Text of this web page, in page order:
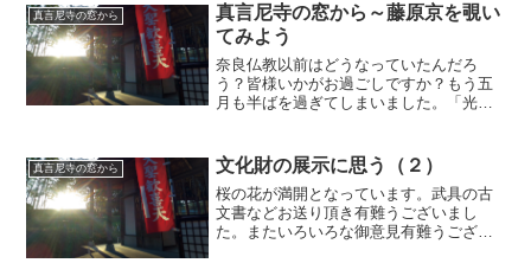
真言尼寺の窓から
真言尼寺の窓から～藤原京を覗い
てみよう
奈良仏教以前はどうなっていたんだろ
う？皆様いかがお過ごしですか？もう五
月も半ばを過ぎてしまいました。「光陰
を眺めながら、被災地の方々のことを思
うと心が痛みます。お元気で...
真言尼寺の窓から 文化財の展示に思う（２）
桜の花が満開となっています。武具の古
文書などお送り頂き有難うございまし
た。またいろいろな御意見有難うござい